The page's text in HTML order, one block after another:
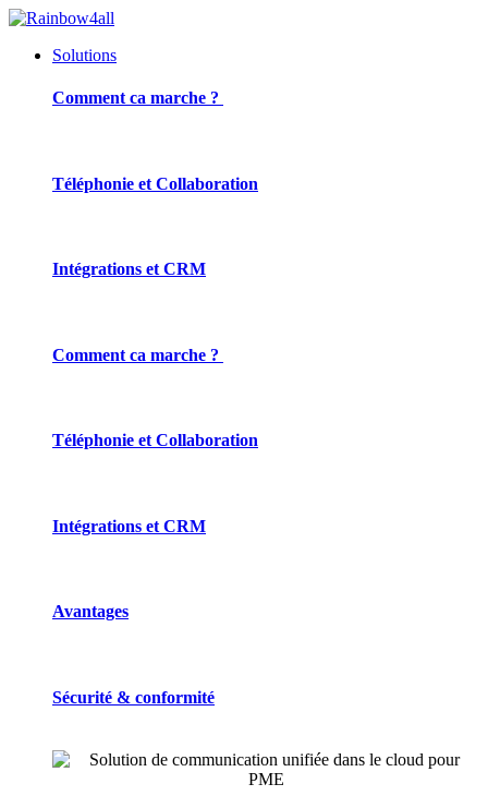
Solutions
Comment ca marche ?
Téléphonie et Collaboration
Intégrations et CRM
Comment ca marche ?
Téléphonie et Collaboration
Intégrations et CRM
Avantages
Sécurité & conformité